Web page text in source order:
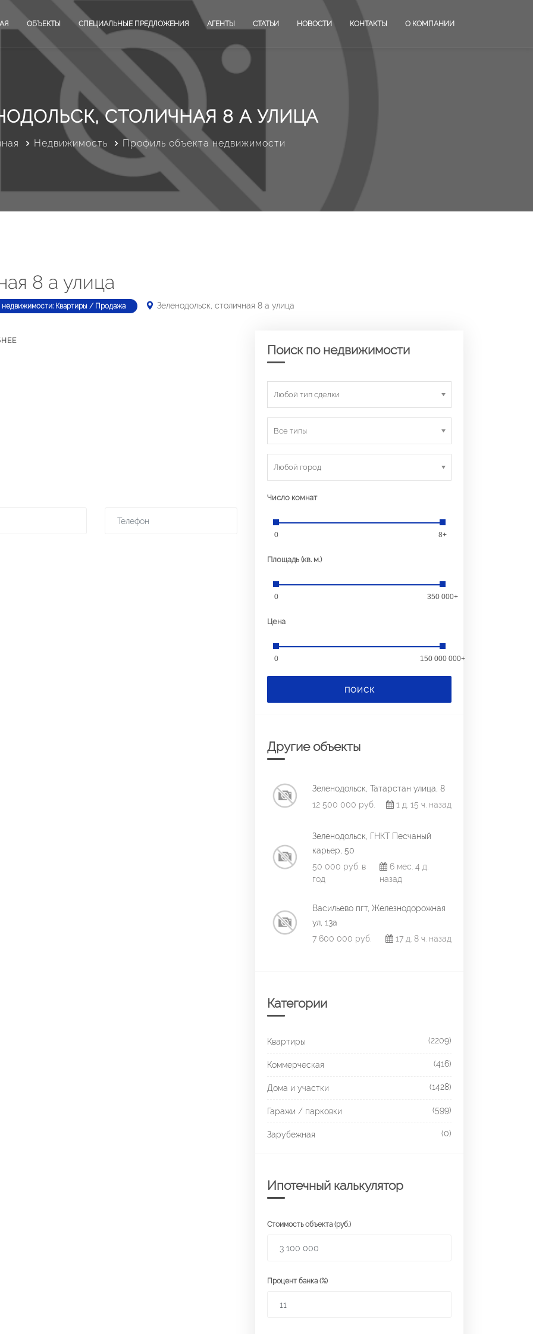
ОБЪЕКТЫ СПЕЦИАЛЬНЫЕ ПРЕДЛОЖЕНИЯ АГЕНТЫ СТАТЬИ НОВОСТИ КОНТАКТЫ О КОМПАНИИ
СТОЛИЧНАЯ 8 А УЛИЦА
Недвижимость Профиль объекта недвижимости
8 а улица
недвижимости: Квартиры / Продажа Зеленодольск, столичная 8 а улица
Поиск по недвижимости
Любой тип сделки
Все типы
Любой город
Число комнат
0 8+
Площадь (кв. м.)
0 350 000+
Цена
0 150 000 000+
ПОИСК
Другие объекты
Зеленодольск, Татарстан улица, 8
12 500 000 руб.
1 д. 15 ч. назад
Зеленодольск, ГНКТ Песчаный
карьер, 50
50 000 руб. в
год
6 мес. 4 д.
назад
Васильево пгт, Железнодорожная
ул, 13а
7 600 000 руб.
17 д. 8 ч. назад
Категории
Квартиры (2209)
Коммерческая (416)
Дома и участки (1428)
Гаражи / парковки (599)
Зарубежная (0)
Ипотечный калькулятор
Стоимость объекта (руб.)
Процент банка (%)